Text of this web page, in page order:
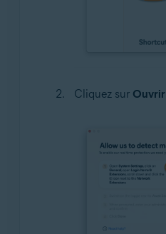
Cliquez sur Ouvrir